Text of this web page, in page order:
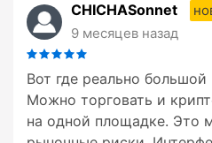
CHICHASonnet
9 месяцев назад
Вот где реально
Можно торговать и
на одной площадке. Это